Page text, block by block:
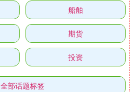
船舶
期货
投资
全部话题标签